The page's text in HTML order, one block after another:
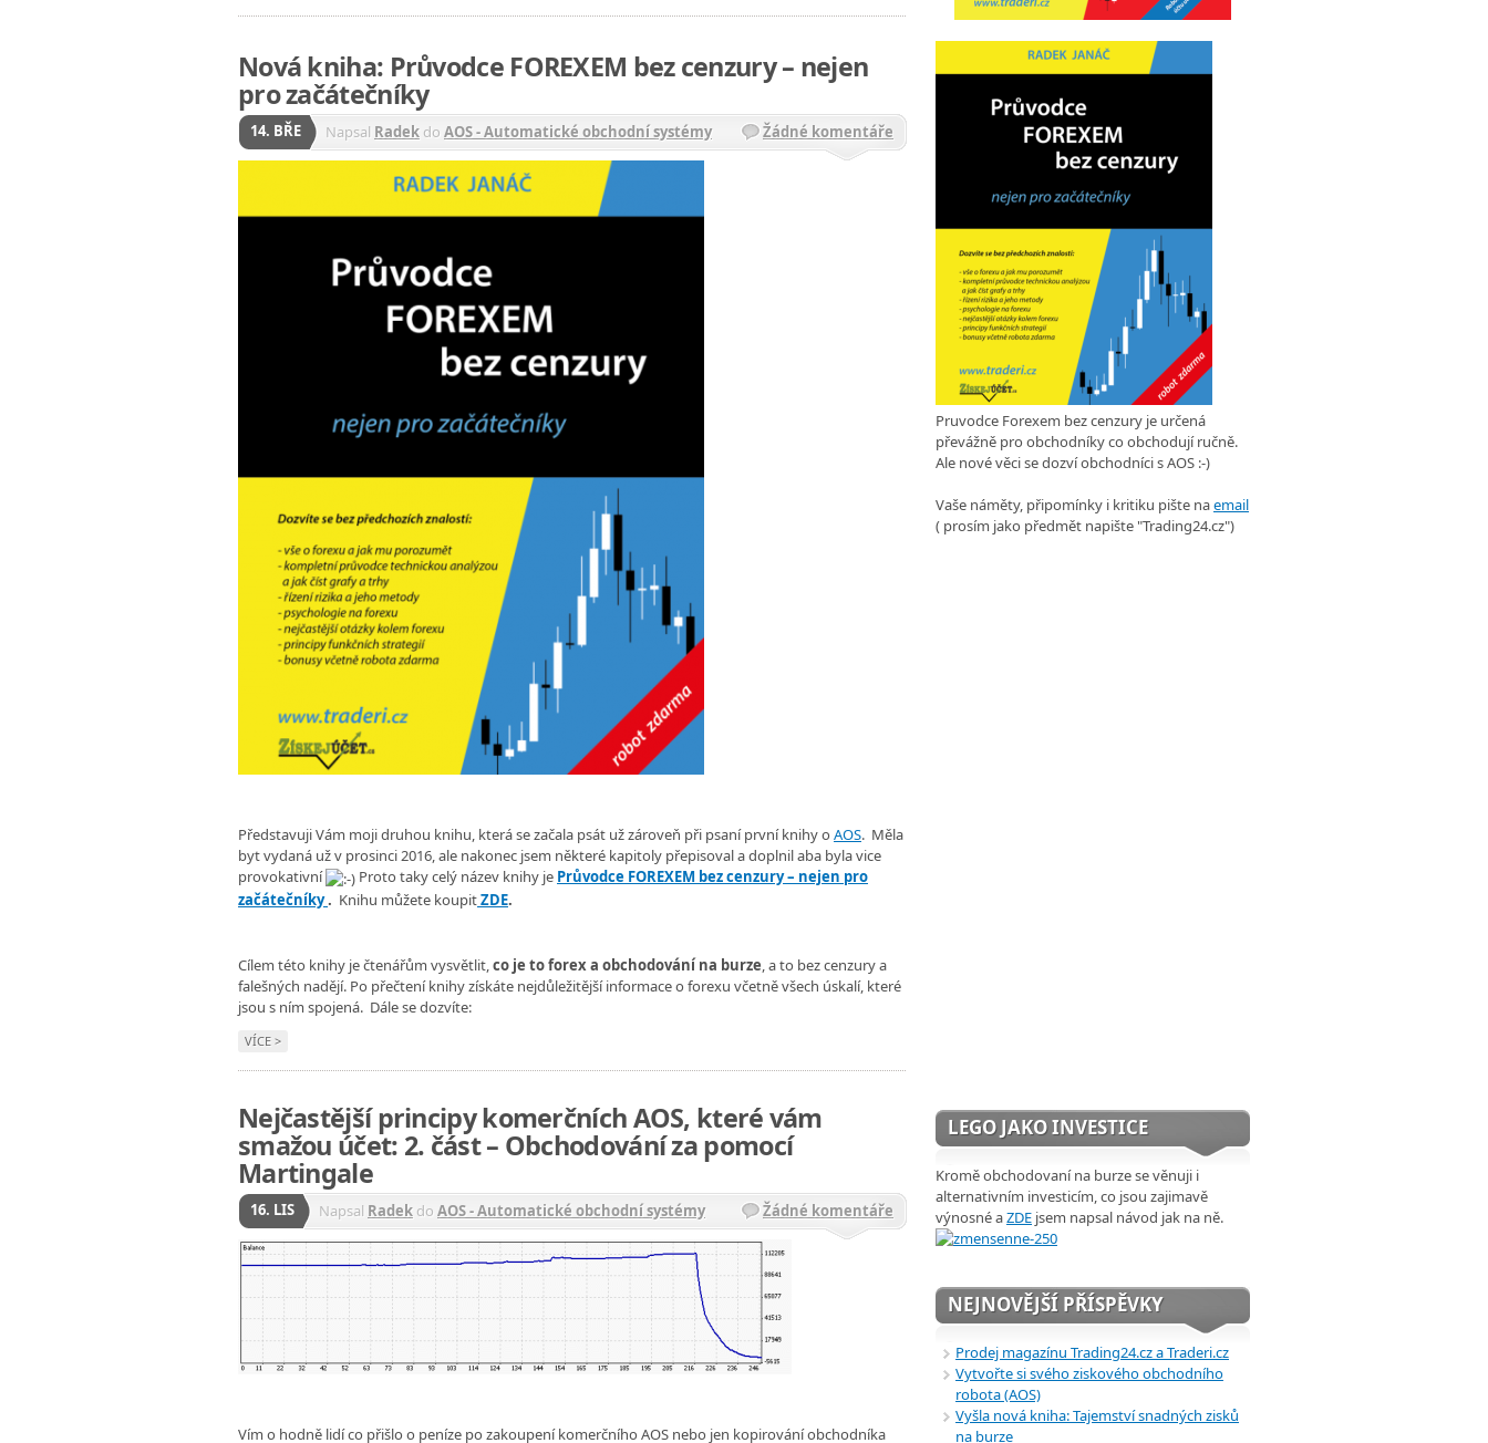
Nová kniha: Průvodce FOREXEM bez cenzury – nejen
pro začátečníky
14. BŘE Napsal Radek do AOS - Automatické obchodní systémy Žádné komentáře
Představuji Vám moji druhou knihu, která se začala psát už zároveň při psaní první knihy o AOS. Měla
byt vydaná už v prosinci 2016, ale nakonec jsem některé kapitoly přepisoval a doplnil aba byla vice
provokativní
Proto taky celý název knihy je Průvodce FOREXEM bez cenzury – nejen pro
začátečníky. Knihu můžete koupitZDE.
Cílem této knihy je čtenářům vysvětlit,co je to forex a obchodování na burze, a to bez cenzury a
falešných nadějí. Po přečtení knihy získáte nejdůležitější informace o forexu včetně všech úskalí, které
jsou s ním spojená. Dále se dozvíte:
VÍCE >
Nejčastější principy komerčních AOS, které vám
smažou účet: 2. část – Obchodování za pomocí
Martingale
16. LIS Napsal Radek do AOS - Automatické obchodní systémy Žádné komentáře
Vím o hodně lidí co přišlo o peníze po zakoupení komerčního AOS nebo jen kopirování obchodníka
Pruvodce Forexem bez cenzury je určená
převážně pro obchodníky co obchodují ručně.
Ale nové věci se dozví obchodníci s AOS :-)
Vaše náměty, připomínky i kritiku pište naemail
( prosím jako předmět napište "Trading24.cz")
LEGO JAKO INVESTICE
Kromě obchodovaní na burze se věnuji i
alternativním investicím, co jsou zajimavě
výnosné aZDE jsem napsal návod jak na ně.
NEJNOVĚJŠÍ PŘÍSPĚVKY
Prodej magazínu Trading24.cz a Traderi.cz
Vytvořte si svého ziskového obchodního
robota (AOS)
Vyšla nová kniha: Tajemství snadných zisků
na burze